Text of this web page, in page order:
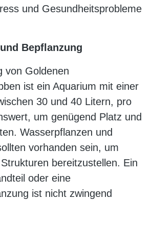
und Gesundheitsprobleme
Bepflanzung
von Goldenen
ist ein Aquarium mit einer
30 und 40 Litern, pro
um genügend Platz und
Wasserpflanzen und
vorhanden sein, um
bereitzustellen. Ein
oder eine
ist nicht zwingend